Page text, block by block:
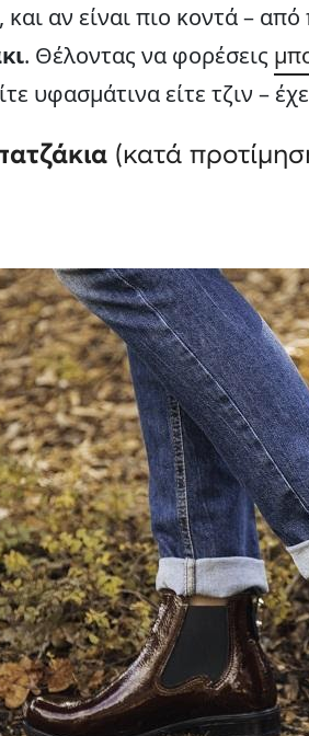
αν είναι πιο κοντά –
. Θέλοντας να φορέσεις
υφασμάτινα είτε τζιν –
(κατά